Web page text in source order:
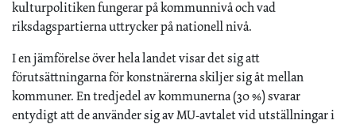
kulturpolitiken fungerar på kommunnivå och vad
riksdagspartierna uttrycker på nationell nivå.
I en jämförelse över hela landet visar det sig att
förutsättningarna för konstnärerna skiljer sig åt mellan
kommuner. En tredjedel av kommunerna (30 %) svarar
entydigt att de använder sig av MU-avtalet vid utställningar i